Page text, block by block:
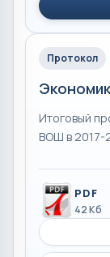
Протокол
Итоговый
ВОШ в 2017-
PDF
42 Кб